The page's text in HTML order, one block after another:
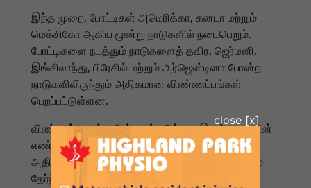
இந்த முறை, போட்டிகள் அமெரிக்கா, கனடா மற்றும்
மெக்சிகோ ஆகிய மூன்று நாடுகளில் நடைபெறும்.
போட்டிகளை நடத்தும் நாடுகளைத் தவிர, ஜெர்மனி,
இங்கிலாந்து, பிரேசில் மற்றும் அர்ஜென்டினா போன்ற
நாடுகளிலிருந்தும் அதிகமான விண்ணப்பங்கள்
பெறப்பட்டுள்ளன.
விண்ணப்பதாரர்களின் எண்ணிக்கை இருக்கைகளின்
எண்ணிக்கையை விட மிக அதிகமாக இருப்பதால்,
அதிர்ஷ்டசாலிகள் வெளிப்படையான குலுக்கல் மூலம்
தேர்ந்தெடுக்கப்படுவார்கள்.